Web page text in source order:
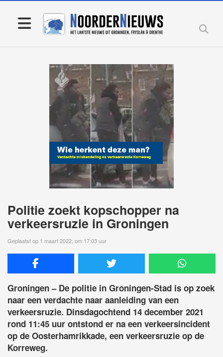
Politie zoekt kopschopper na
verkeersruzie in Groningen
Geplaatst op 1 maart 2022, om 17:03 uur
Groningen – De politie in Groningen-Stad is op zoek
naar een verdachte naar aanleiding van een
verkeersruzie. Dinsdagochtend 14 december 2021
rond 11:45 uur ontstond er na een verkeersincident
op de Oosterhamrikkade, een verkeersruzie op de
Korreweg.